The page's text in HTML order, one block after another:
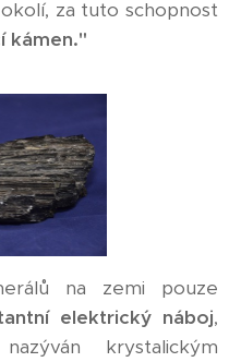
za tuto schopnost
kámen."
na zemi pouze
elektrický náboj,
krystalickým